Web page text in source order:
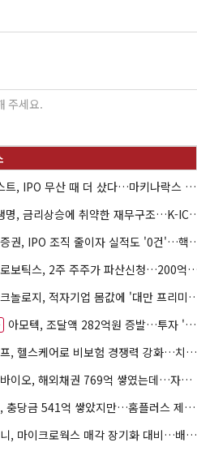
HB인베스트, IPO 무산 때 더 샀다…마키나락스 투자 2.7배 회수
NH농협생명, 금리상승에 취
신한투자증권, IPO 조직 줄
해성에어로보틱스, 2주 주주가 파산
글로벌테크놀로지, 적자기업 몸값
아모텍, 조달액 282억원 증발…투자 '속도 조절' 불가피
신한라이프, 헬스케어로 비보험 경쟁력 강화…치매·간병 공략
엘앤케이바이오, 해외채권 769억 쌓였는데…자회사 4곳 자본잠식
하나증권, 충당금 541억 쌓았지만…홈플러스 제재는 추가 비용 불씨
한앤컴퍼니, 마이크로웍스 매각 장기화 대비…배당 회수판 깔았다